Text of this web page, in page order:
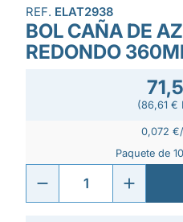
REF. ELAT2938
BOL CAÑA DE
REDONDO
(86,61 €
0,072
Paquete de